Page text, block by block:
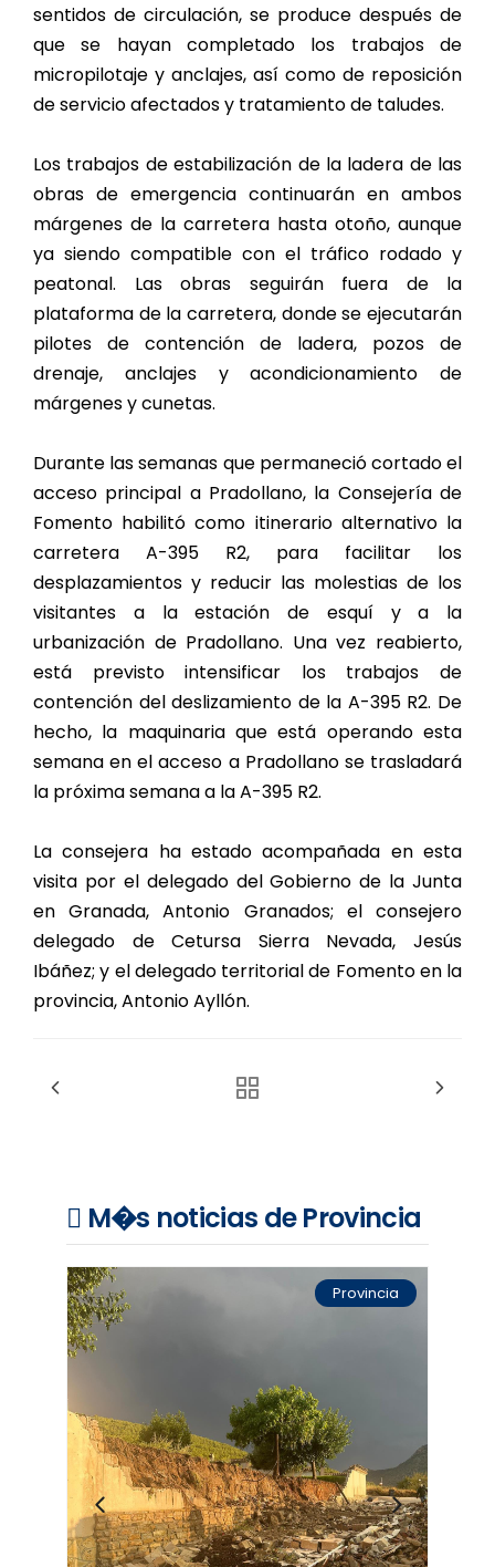
sentidos de circulación, se produce después de
que se hayan completado los trabajos de
micropilotaje y anclajes, así como de reposición
de servicio afectados y tratamiento de taludes.
Los trabajos de estabilización de la ladera de las
obras de emergencia continuarán en ambos
márgenes de la carretera hasta otoño, aunque
ya siendo compatible con el tráfico rodado y
peatonal. Las obras seguirán fuera de la
plataforma de la carretera, donde se ejecutarán
pilotes de contención de ladera, pozos de
drenaje, anclajes y acondicionamiento de
márgenes y cunetas.
Durante las semanas que permaneció cortado el
acceso principal a Pradollano, la Consejería de
Fomento habilitó como itinerario alternativo la
carretera A-395 R2, para facilitar los
desplazamientos y reducir las molestias de los
visitantes a la estación de esquí y a la
urbanización de Pradollano. Una vez reabierto,
está previsto intensificar los trabajos de
contención del deslizamiento de la A-395 R2. De
hecho, la maquinaria que está operando esta
semana en el acceso a Pradollano se trasladará
la próxima semana a la A-395 R2.
La consejera ha estado acompañada en esta
visita por el delegado del Gobierno de la Junta
en Granada, Antonio Granados; el consejero
delegado de Cetursa Sierra Nevada, Jesús
Ibáñez; y el delegado territorial de Fomento en la
provincia, Antonio Ayllón.
M�s noticias de Provincia
Provincia